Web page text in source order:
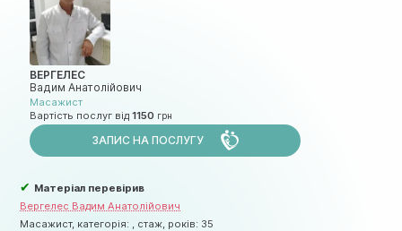
ВЕРГЕЛЕС
Вадим Анатолійович
Масажист
Вартість послуг від1150
ЗАПИС НА ПОСЛУГУ
✔ Матеріал перевірив
Вергелес Вадим Анатолійович
Масажист, категорія: , стаж, років: 35